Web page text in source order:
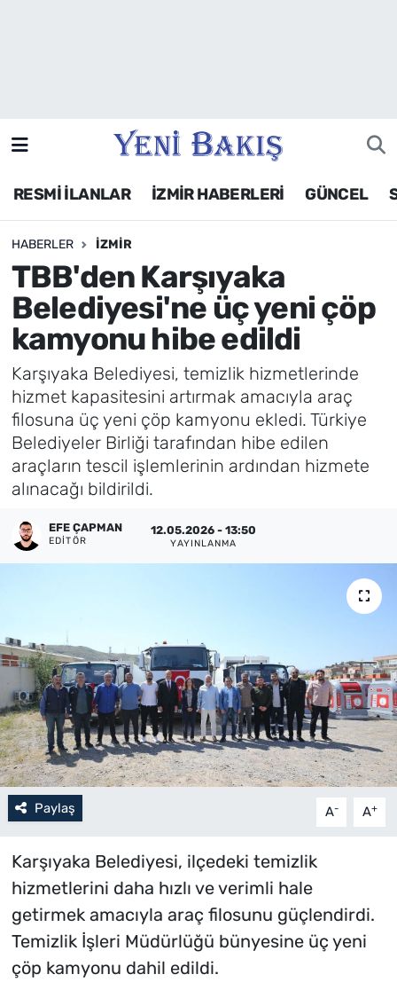
RESMİ İLANLAR İZMİR HABERLERİ GÜNCEL
HABERLER İZMIR
TBB'den Karşıyaka
Belediyesi'ne üç yeni çöp
kamyonu hibe edildi
Karşıyaka Belediyesi, temizlik hizmetlerinde
hizmet kapasitesini artırmak amacıyla araç
filosuna üç yeni çöp kamyonu ekledi. Türkiye
Belediyeler Birliği tarafından hibe edilen
araçların tescil işlemlerinin ardından hizmete
alınacağı bildirildi.
EFE ÇAPMAN
EDITÖR
12.05.2026 - 13:50
YAYINLANMA
Paylaş A- A+
Karşıyaka Belediyesi, ilçedeki temizlik
hizmetlerini daha hızlı ve verimli hale
getirmek amacıyla araç filosunu güçlendirdi.
Temizlik İşleri Müdürlüğü bünyesine üç yeni
çöp kamyonu dahil edildi.
Siyaset
Asayiş / Polis-Adliye
Spor
Magazin
Foto Galeri
Künye
İletişim